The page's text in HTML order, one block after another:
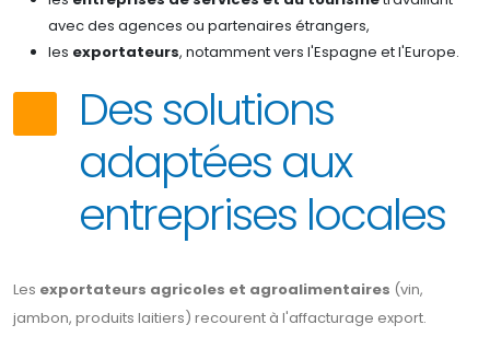
avec des agences ou partenaires étrangers,
les exportateurs, notamment vers l'Espagne et l'Europe.
Des solutions
adaptées aux
entreprises locales
Les exportateurs agricoles et agroalimentaires (vin,
jambon, produits laitiers) recourent à l'affacturage export.